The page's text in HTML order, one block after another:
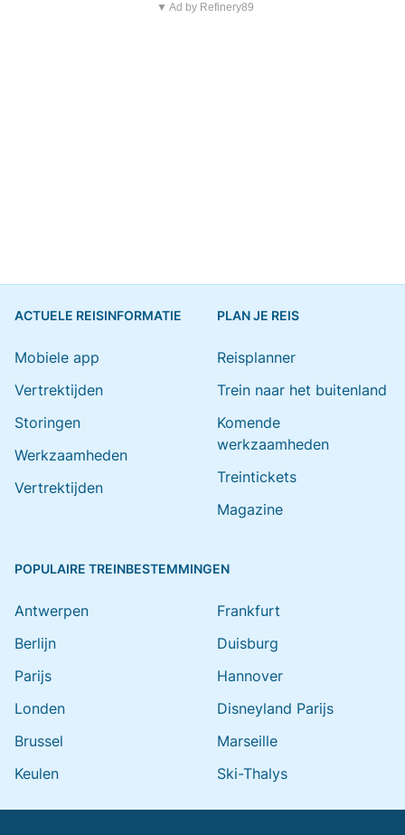
▼ Ad by Refinery89
ACTUELE REISINFORMATIE
Mobiele app
Vertrektijden
Storingen
Werkzaamheden
Vertrektijden
PLAN JE REIS
Reisplanner
Trein naar het buitenland
Komende
werkzaamheden
Treintickets
Magazine
POPULAIRE TREINBESTEMMINGEN
Antwerpen
Berlijn
Parijs
Londen
Brussel
Keulen
Frankfurt
Duisburg
Hannover
Disneyland Parijs
Marseille
Ski-Thalys